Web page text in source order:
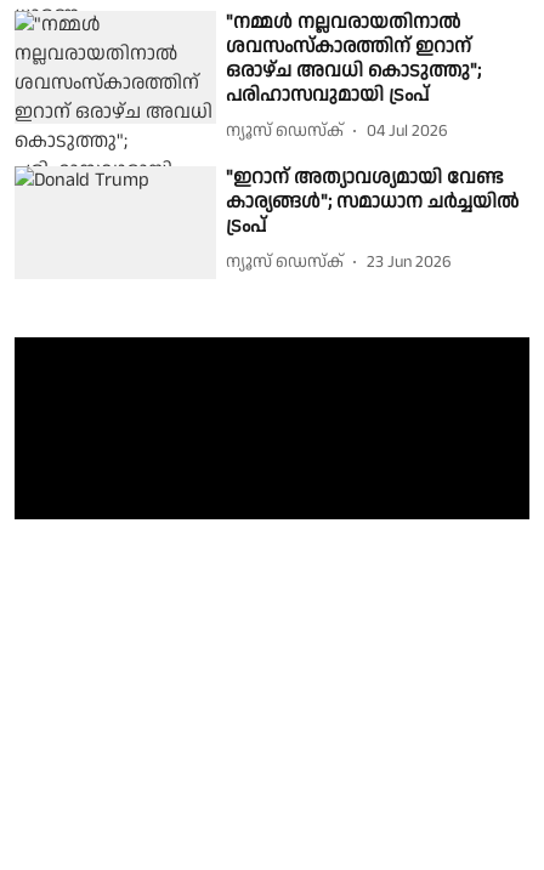
"നമ്മൾ നല്ലവരായതിനാൽ
ശവസംസ്‌കാരത്തിന് ഇറാന്
ഒരാഴ്ച അവധി കൊടുത്തു";
പരിഹാസവുമായി ട്രംപ്
ന്യൂസ് ഡെസ്ക് 04 Jul 2026
"ഇറാന് അത്യാവശ്യമായി വേണ്ട
കാര്യങ്ങള്‍"; സമാധാന ചര്‍ച്ചയില്‍
ട്രംപ്
ന്യൂസ് ഡെസ്ക് 23 Jun 2026